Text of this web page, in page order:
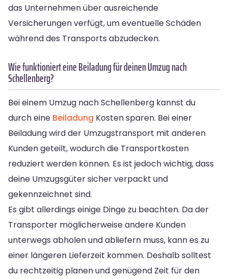
das Unternehmen über ausreichende
Versicherungen verfügt, um eventuelle Schäden
während des Transports abzudecken.
Wie funktioniert eine Beiladung für deinen Umzug nach
Schellenberg?
Bei einem Umzug nach Schellenberg kannst du
durch eine Beiladung Kosten sparen. Bei einer
Beiladung wird der Umzugstransport mit anderen
Kunden geteilt, wodurch die Transportkosten
reduziert werden können. Es ist jedoch wichtig, dass
deine Umzugsgüter sicher verpackt und
gekennzeichnet sind.
Es gibt allerdings einige Dinge zu beachten. Da der
Transporter möglicherweise andere Kunden
unterwegs abholen und abliefern muss, kann es zu
einer längeren Lieferzeit kommen. Deshalb solltest
du rechtzeitig planen und genügend Zeit für den